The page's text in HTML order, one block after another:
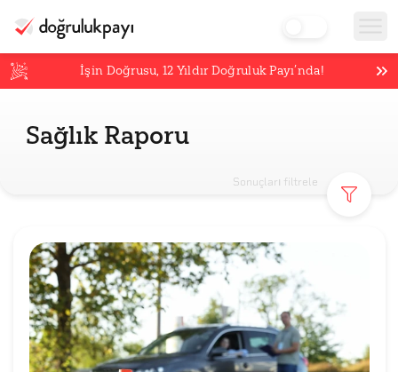
İşin Doğrusu,12 Yıldır Doğruluk Payı’nda!
Sağlık Raporu
Sonuçları filtrele